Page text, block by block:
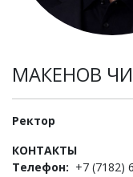
МАКЕНОВ
Ректор
КОНТАКТЫ
Телефон: +7 (7182)